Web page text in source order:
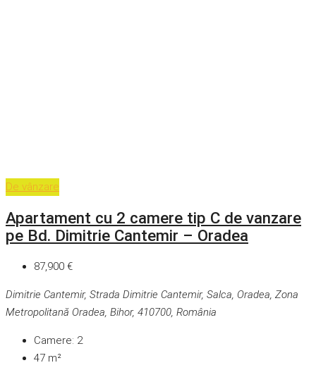
De vânzare
Apartament cu 2 camere tip C de vanzare
pe Bd. Dimitrie Cantemir – Oradea
87,900 €
Dimitrie Cantemir, Strada Dimitrie Cantemir, Salca, Oradea, Zona
Metropolitană Oradea, Bihor, 410700, România
Camere: 2
47 m²